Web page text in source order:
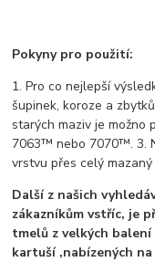
Pokyny pro použití:
1. Pro co nejlepší
šupinek, koroze a
starých maziv je možno
7063™ nebo 7070™. 3.
vrstvu přes celý
Další z našich
zákazníkům vstříc, je
tmelů z velkých
kartuší ,nabí­zených